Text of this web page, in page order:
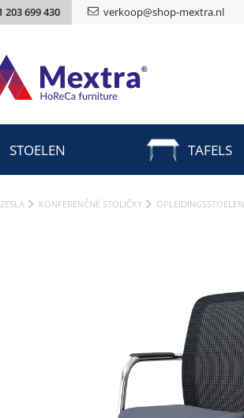
203 699 430 verkoop@shop-mextra.nl
STOELEN TAFELS
KONFERENČNÉ STOLIČKY OPLEIDINGSSTOELEN